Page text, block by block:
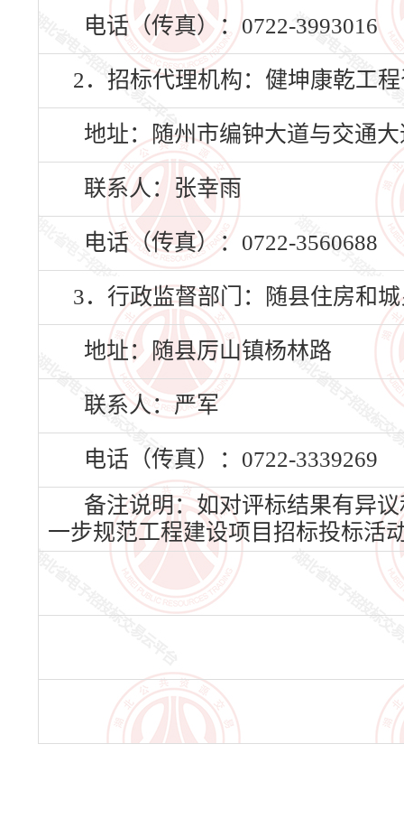
电话（传真）：0722-3993016
2．招标代理机构：健坤康乾工
地址：随州市编钟大道与交通
联系人：张幸雨
电话（传真）：0722-3560688
3．行政监督部门：随县住房和
地址：随县厉山镇杨林路
联系人：严军
电话（传真）：0722-3339269
备注说明：如对评标结果有异
一步规范工程建设项目招标投标活